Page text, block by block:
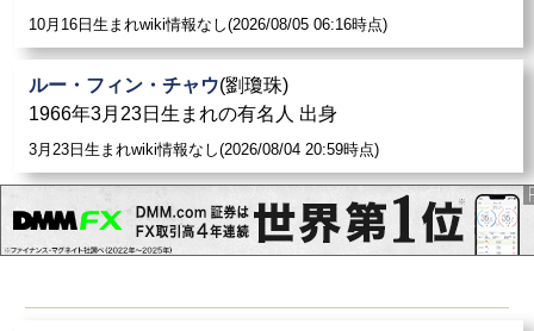
10月16日生まれwiki情報なし(2026/08/05 06:16時点)
ルー・フィン・チャウ(劉瓊珠)
1966年3月23日生まれの有名人 出身
3月23日生まれwiki情報なし(2026/08/04 20:59時点)